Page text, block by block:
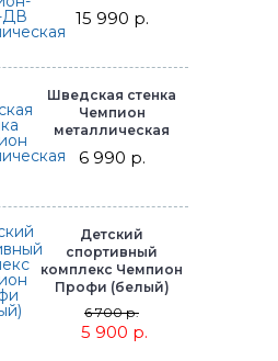
15 990 р.
Шведская стенка
Чемпион
металлическая
6 990 р.
Детский
спортивный
комплекс Чемпион
Профи (белый)
6 700 р.
5 900 р.